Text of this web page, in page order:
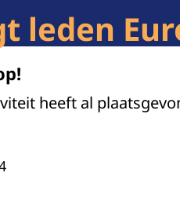
leden
heeft al